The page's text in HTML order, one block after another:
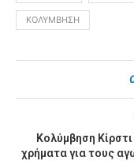
ΚΟΛΎΜΒΗΣΗ
Κολύμβηση
χρήματα για τους